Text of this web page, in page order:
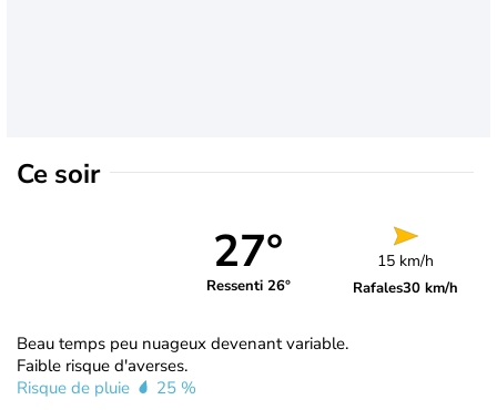
Ce soir
27°
Ressenti 26°
15 km/h
Rafales30 km/h
Beau temps peu nuageux devenant variable.
Faible risque d'averses.
Risque de pluie
25 %